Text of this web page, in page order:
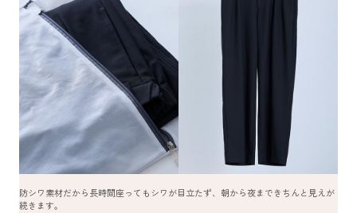
防シワ素材だから長時間座ってもシワが目立たず、朝から夜まできちんと見えが
続きます。